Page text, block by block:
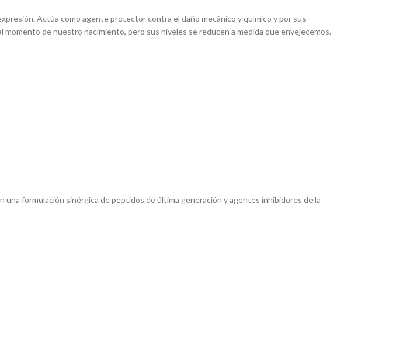
Actúa como agente protector contra el daño mecánico y químico y por sus
de nuestro nacimiento, pero sus niveles se reducen a medida que envejecemos.
formulación sinérgica de peptidos de última generación y agentes inhibidores de la